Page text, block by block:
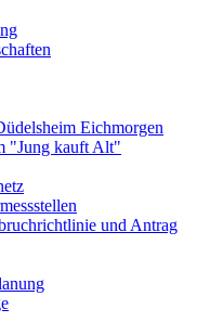
Eichmorgen
"Jung kauft Alt"
und Antrag